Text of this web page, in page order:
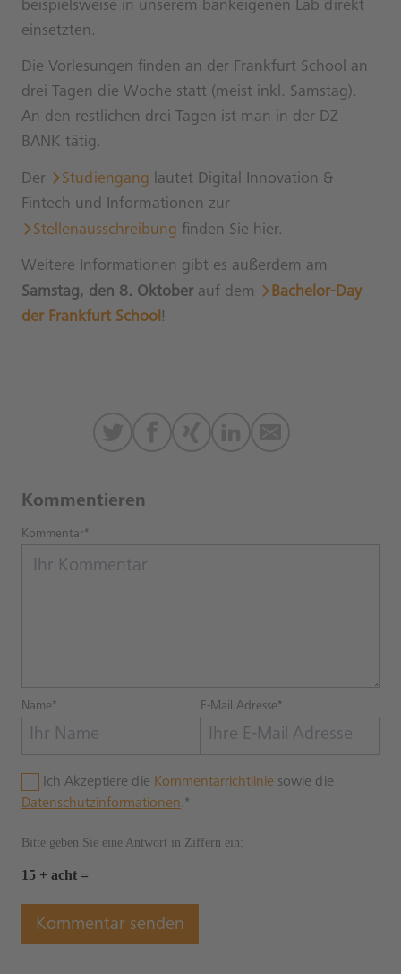
beispielsweise in unserem bankeigenen Lab direkt
einsetzten.
Die Vorlesungen finden an der Frankfurt School an
drei Tagen die Woche statt (meist inkl. Samstag).
An den restlichen drei Tagen ist man in der DZ
BANK tätig.
Der Studiengang lautet Digital Innovation &
Fintech und Informationen zur
Stellenausschreibung finden Sie hier.
Weitere Informationen gibt es außerdem am
Samstag, den 8. Oktober auf dem
Bachelor-Day
der Frankfurt School!
Kommentieren
Kommentar*
Name* E-Mail Adresse*
Ich Akzeptiere die Kommentarrichtlinie sowie die
Datenschutzinformationen.*
Bitte geben Sie eine Antwort in Ziffern ein:
15 + acht =